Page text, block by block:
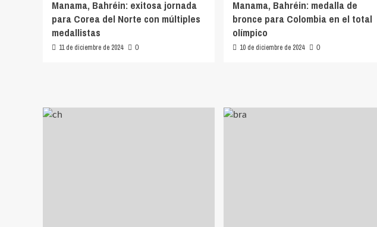
Manama, Bahréin: exitosa jornada
para Corea del Norte con múltiples
medallistas
11 de diciembre de 2024 0
Manama, Bahréin: medalla de
bronce para Colombia en el total
olímpico
10 de diciembre de 2024 0